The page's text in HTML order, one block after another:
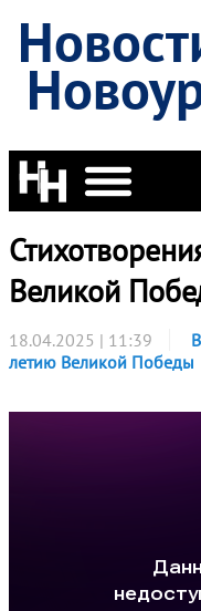
Великой
18.04.2025 | 11:39
летию Великой Победы